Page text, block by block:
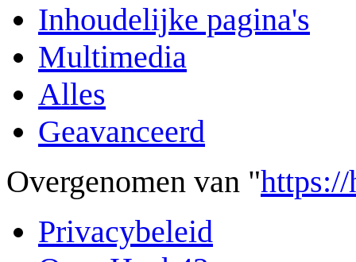
Inhoudelijke pagina's
Multimedia
Alles
Geavanceerd
Overgenomen van "
Privacybeleid